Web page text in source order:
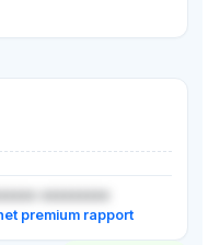
xxxxxxxxx
premium rapport